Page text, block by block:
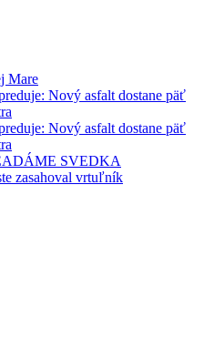
Mare
Nový asfalt dostane päť
Nový asfalt dostane päť
SVEDKA
zasahoval vrtuľník